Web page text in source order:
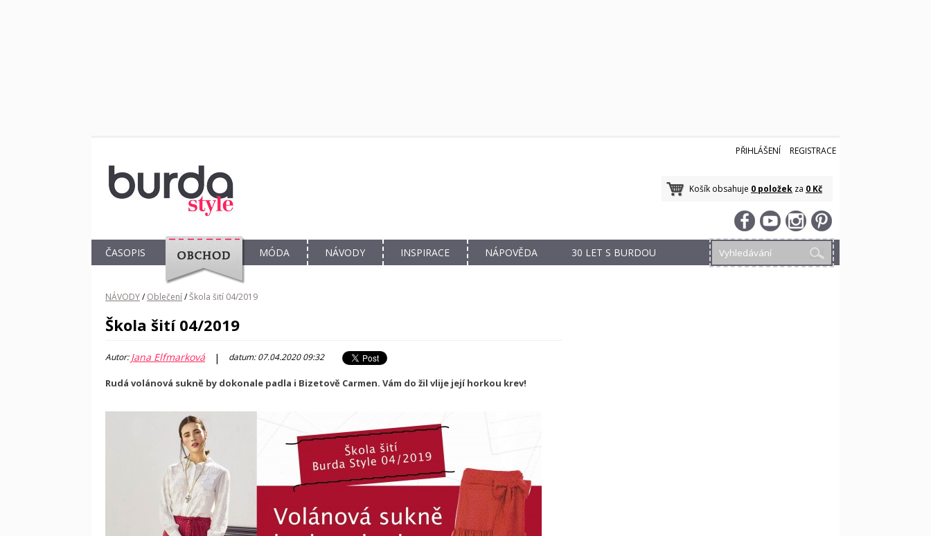
PŘIHLÁŠENÍ REGISTRACE
Košík obsahuje 0 položek za 0 Kč
ČASOPIS
OBCHOD
MÓDA NÁVODY INSPIRACE NÁPOVĚDA 30 LET S BURDOU
NÁVODY/ Oblečení/Škola šití 04/2019
Škola šití 04/2019
Autor:Jana Elfmarková | datum: 07.04.2020 09:32
Rudá volánová sukně by dokonale padla i Bizetově Carmen. Vám do žil vlije její horkou krev!